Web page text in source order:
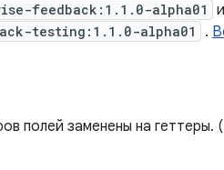
feedback:1.1.0-alpha01 и
testing:1.1.0-alpha01 .
полей заменены на геттеры.